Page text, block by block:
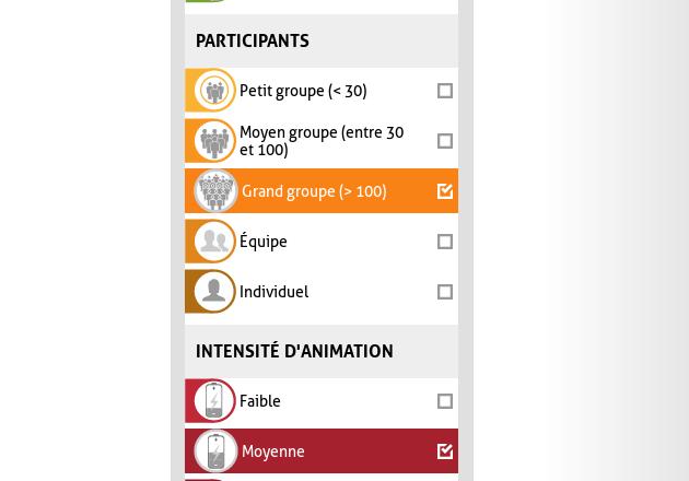
PARTICIPANTS
Petit groupe (< 30)
Moyen groupe (entre 30
et 100)
Grand groupe (> 100)
Équipe
Individuel
INTENSITÉ D'ANIMATION
Faible
Moyenne